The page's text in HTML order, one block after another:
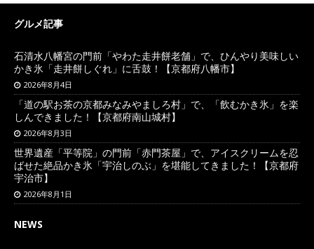
グルメ記事
石清水八幡宮の門前「やわた走井餅老舗」で、ひんやり美味しい
かき氷「走井餅しぐれ」に舌鼓！【京都府八幡市】
2026年8月4日
「道の駅お茶の京都みなみやましろ村」で、「飲むかき氷」を楽
しんできました！【京都府南山城村】
2026年8月3日
世界遺産「平等院」の門前「赤門茶屋」で、アイスクリームを忍
ばせた絶品かき氷「宇治しのぶ」を堪能してきました！【京都府
宇治市】
2026年8月1日
NEWS